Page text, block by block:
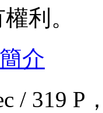
利。
介
/ 319